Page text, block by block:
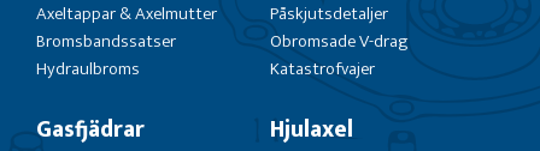
Axeltappar & Axelmutter
Bromsbandssatser
Hydraulbroms
Påskjutsdetaljer
Obromsade V-drag
Katastrofvajer
Gasfjädrar Hjulaxel